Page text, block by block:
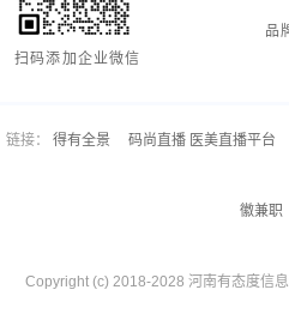
扫码添加企业微信
品
链接： 得有全景 码尚直播 医美直播平台
徽兼职
Copyright (c) 2018-2028 河南有态度信